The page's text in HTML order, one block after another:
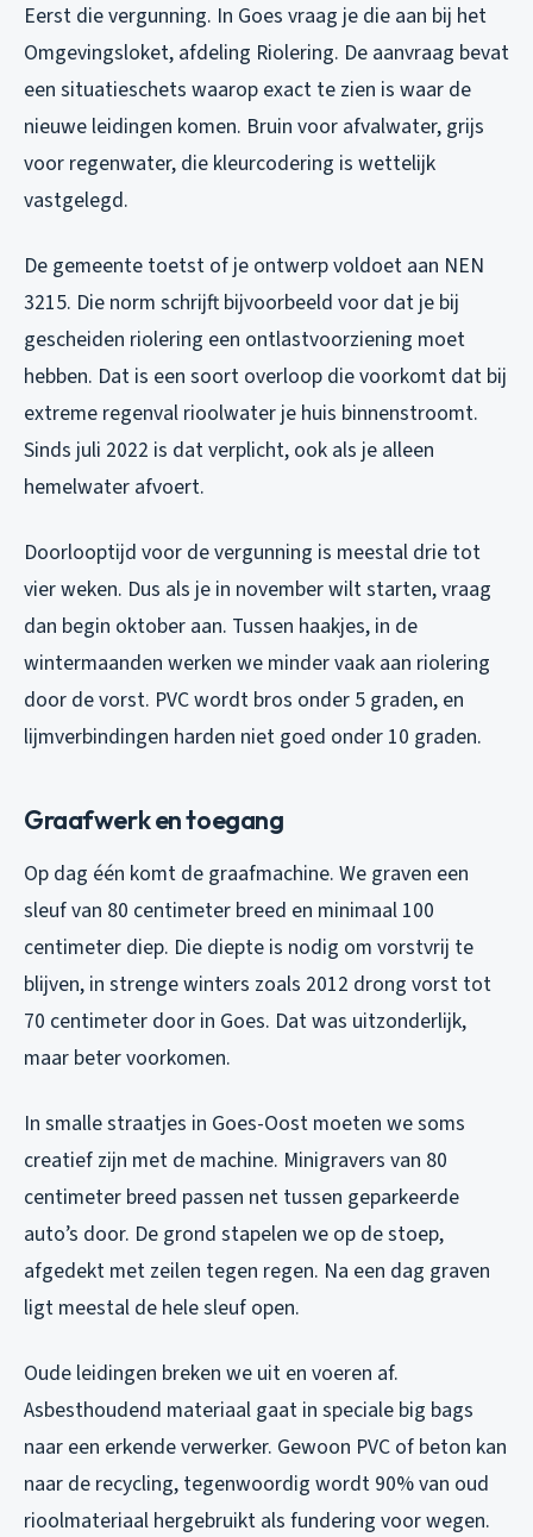
Eerst die vergunning. In Goes vraag je die aan bij het
Omgevingsloket, afdeling Riolering. De aanvraag bevat
een situatieschets waarop exact te zien is waar de
nieuwe leidingen komen. Bruin voor afvalwater, grijs
voor regenwater, die kleurcodering is wettelijk
vastgelegd.
De gemeente toetst of je ontwerp voldoet aan NEN
3215. Die norm schrijft bijvoorbeeld voor dat je bij
gescheiden riolering een ontlastvoorziening moet
hebben. Dat is een soort overloop die voorkomt dat bij
extreme regenval rioolwater je huis binnenstroomt.
Sinds juli 2022 is dat verplicht, ook als je alleen
hemelwater afvoert.
Doorlooptijd voor de vergunning is meestal drie tot
vier weken. Dus als je in november wilt starten, vraag
dan begin oktober aan. Tussen haakjes, in de
wintermaanden werken we minder vaak aan riolering
door de vorst. PVC wordt bros onder 5 graden, en
lijmverbindingen harden niet goed onder 10 graden.
Graafwerk en toegang
Op dag één komt de graafmachine. We graven een
sleuf van 80 centimeter breed en minimaal 100
centimeter diep. Die diepte is nodig om vorstvrij te
blijven, in strenge winters zoals 2012 drong vorst tot
70 centimeter door in Goes. Dat was uitzonderlijk,
maar beter voorkomen.
In smalle straatjes in Goes-Oost moeten we soms
creatief zijn met de machine. Minigravers van 80
centimeter breed passen net tussen geparkeerde
auto’s door. De grond stapelen we op de stoep,
afgedekt met zeilen tegen regen. Na een dag graven
ligt meestal de hele sleuf open.
Oude leidingen breken we uit en voeren af.
Asbesthoudend materiaal gaat in speciale big bags
naar een erkende verwerker. Gewoon PVC of beton kan
naar de recycling, tegenwoordig wordt 90% van oud
rioolmateriaal hergebruikt als fundering voor wegen.